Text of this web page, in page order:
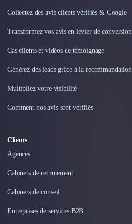
Stratégie Digitale
Création de Site Internet
Développement d'Application Mobile
Direction Artistique
Cybersécurité
Réalité Virtuelle (VR)
Bureaux d'Entreprise
Impression
Traiteur & Restauration
Collectez des avis clients vérifiés & Google
Transformez vos avis en levier de conversion
Cas clients et vidéos de témoignage
Générez des leads grâce à la recommandation
Multipliez votre visibilité
Comment nos avis sont vérifiés
Clients
Agences
Cabinets de recrutement
Cabinets de conseil
Entreprises de services B2B